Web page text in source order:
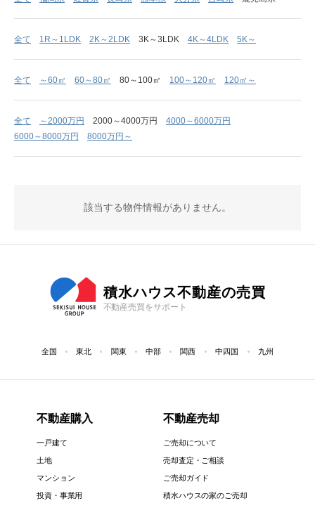
全て 1R～1LDK 2K～2LDK 3K～3LDK 4K～4LDK 5K～
全て ～60㎡ 60～80㎡ 80～100㎡ 100～120㎡ 120㎡～
全て ～2000万円 2000～4000万円
4000～6000万円
6000～8000万円
8000万円～
該当する物件情報がありません。
積水ハウス不動産の売買
不動産売買をサポート
全国 東北 関東 中部 関西 中四国 九州
不動産購入
一戸建て
土地
マンション
投資・事業用
不動産売却
ご売却について
売却査定・ご相談
ご売却ガイド
積水ハウスの家のご売却